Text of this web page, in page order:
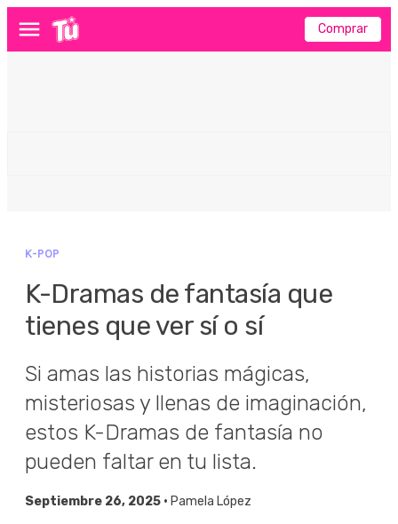
Menú Comprar
K-POP
K-Dramas de fantasía que
tienes que ver sí o sí
Si amas las historias mágicas,
misteriosas y llenas de imaginación,
estos K-Dramas de fantasía no
pueden faltar en tu lista.
Septiembre 26, 2025 • Pamela López